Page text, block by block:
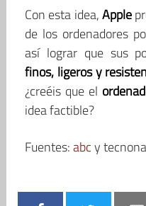
Con esta idea,Apple
de los ordenadores
así lograr que sus
finos, ligeros y
¿creéis que el
idea factible?
Fuentes:abcy